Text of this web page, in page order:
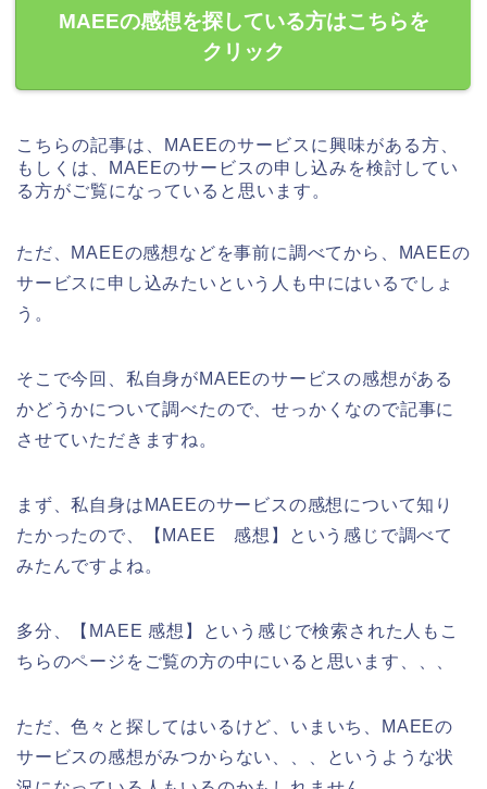
MAEEの感想を探している方はこちらを
クリック
こちらの記事は、MAEEのサービスに興味がある方、
もしくは、MAEEのサービスの申し込みを検討してい
る方がご覧になっていると思います。
ただ、MAEEの感想などを事前に調べてから、MAEEの
サービスに申し込みたいという人も中にはいるでしょ
う。
そこで今回、私自身がMAEEのサービスの感想がある
かどうかについて調べたので、せっかくなので記事に
させていただきますね。
まず、私自身はMAEEのサービスの感想について知り
たかったので、【MAEE 感想】という感じで調べて
みたんですよね。
多分、【MAEE 感想】という感じで検索された人もこ
ちらのページをご覧の方の中にいると思います、、、
ただ、色々と探してはいるけど、いまいち、MAEEの
サービスの感想がみつからない、、、というような状